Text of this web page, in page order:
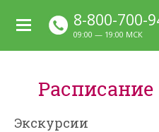
8-800-700-
09:00 — 19:00 МСК
Расписание
Экскурсии